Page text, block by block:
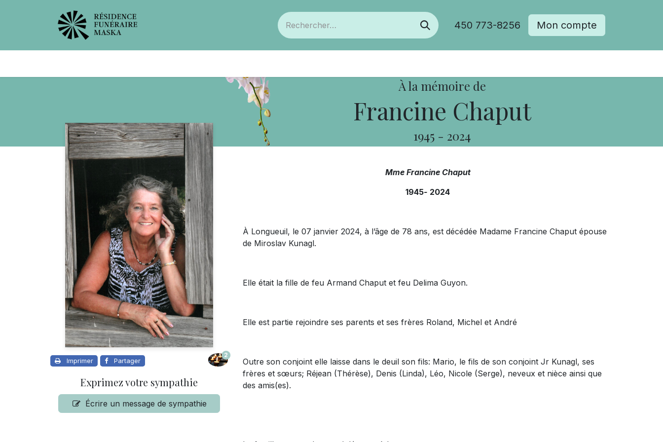
450 773-8256 Mon compte
À la mémoire de
Francine Chaput
1945 - 2024
Imprimer Partager
2
Exprimez votre sympathie
Écrire un message de sympathie
Mme Francine Chaput
1945- 2024
À Longueuil, le 07 janvier 2024, à l’âge de 78 ans, est décédée Madame Francine Chaput épouse
de Miroslav Kunagl.
Elle était la fille de feu Armand Chaput et feu Delima Guyon.
Elle est partie rejoindre ses parents et ses frères Roland, Michel et André
Outre son conjoint elle laisse dans le deuil son fils: Mario, le fils de son conjoint Jr Kunagl, ses
frères et sœurs; Réjean (Thérèse), Denis (Linda), Léo, Nicole (Serge), neveux et nièce ainsi que
des amis(es).